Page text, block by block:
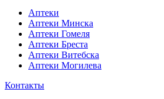
Аптеки
Аптеки Минска
Аптеки Гомеля
Аптеки Бреста
Аптеки Витебска
Аптеки Могилева
Контакты